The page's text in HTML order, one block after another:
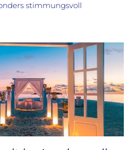
stimmungsvoll